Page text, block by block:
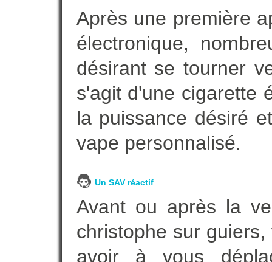
Après une première
électronique,
désirant se tourner
s'agit d'une cigarette
la puissance désiré
vape personnalisé.
Un SAV réactif
Avant ou après la
christophe sur
avoir à vous